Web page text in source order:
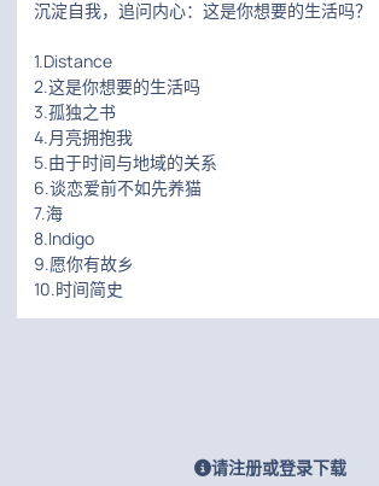
沉淀自我，追问内心：这是你想要的生活吗？
1.Distance
2.这是你想要的生活吗
3.孤独之书
4.月亮拥抱我
5.由于时间与地域的关系
6.谈恋爱前不如先养猫
7.海
8.Indigo
9.愿你有故乡
10.时间简史
请注册或登录下载